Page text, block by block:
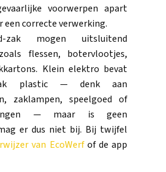
voorwerpen apart
een correcte verwerking.
mogen uitsluitend
flessen, botervlootjes,
Klein elektro bevat
plastic — denk aan
zaklampen, speelgoed of
— maar is geen
er dus niet bij. Bij twijfel
van EcoWerfof de app